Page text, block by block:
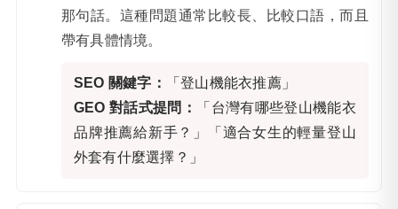
那句話。這種問題通常比較長、比較口語，而且
帶有具體情境。
SEO 關鍵字：
「登山機能衣推薦」
GEO 對話式提問：
「台灣有哪些登山機能衣
品牌推薦給新手？」「適合女生的輕量登山
外套有什麼選擇？」